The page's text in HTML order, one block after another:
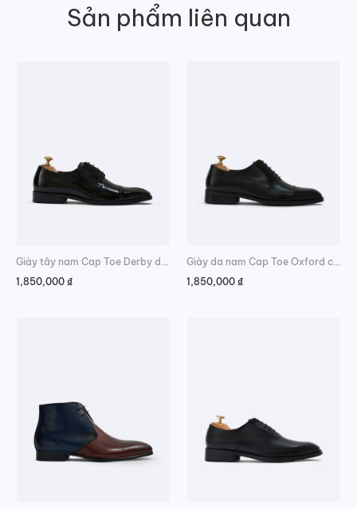
Sản phẩm liên quan
1,850,000 ₫
Giày da nam Cap Toe Oxford cao cấp
1,850,000 ₫